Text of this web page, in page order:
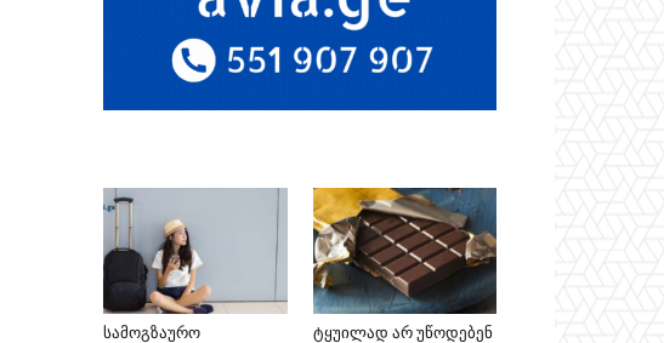
სამოგზაურო
ტყუილად არ უწოდებენ